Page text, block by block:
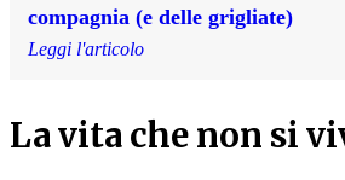
compagnia (e delle grigliate)
Leggi l'articolo
La vita che non si